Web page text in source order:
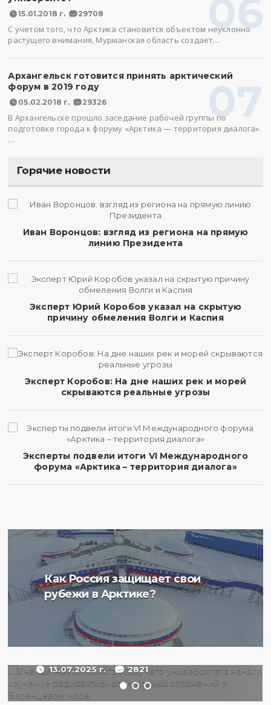
06
15.01.2018 г. 29708
С учетом того, что Арктика становится объектом неуклонно
растущего внимания, Мурманская область создает…
07
Архангельск готовится принять арктический
форум в 2019 году
05.02.2018 г. 29326
В Архангельске прошло заседание рабочей группы по
подготовке города к форуму «Арктика — территория диалога».
…
Горячие новости
Иван Воронцов: взгляд из региона на прямую
линию Президента
Эксперт Юрий Коробов указал на скрытую
причину обмеления Волги и Каспия
Эксперт Коробов: На дне наших рек и морей
скрываются реальные угрозы
Эксперты подвели итоги VI Международного
форума «Арктика – территория диалога»
Как Россия защищает свои
рубежи в Арктике?
Ученые Арктического
плавучего университета
радиоактивности донных
отложений в Баренцевом
13.07.2025 г. 2821